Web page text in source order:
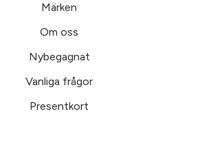
Märken
Om oss
Nybegagnat
Vanliga frågor
Presentkort